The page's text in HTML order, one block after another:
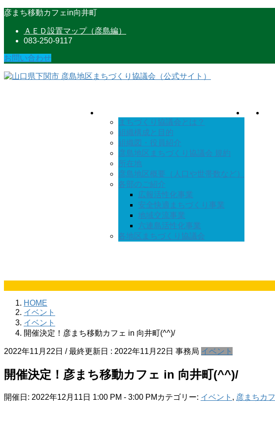
コ
ツ
に
移
ナ
シ
ョ
ン
彦まち移動カフェin向井町
ＡＥＤ設置マップ（彦島編）
083-250-9117
お問い合わせ
まちづくり協議会とは？
組織構成と目的
組織図・役員紹介
彦島地区まちづくり協議会 規約
所在地
彦島地区概要（人口や世帯数など）
各部のご紹介
広報活性化事業
安全快適まちづくり事業
地域交流事業
六連島活性化事業
各地区まちづくり協議会
HOME
イベント
イベント
開催決定！彦まち移動カフェ in 向井町(^^)/
2022年11月22日 / 最終更新日 : 2022年11月22日 事務局 イベント
開催決定！彦まち移動カフェ in 向井町(^^)/
開催日: 2022年12月11日 1:00 PM - 3:00 PM カテゴリー: イベント , 彦まちカ